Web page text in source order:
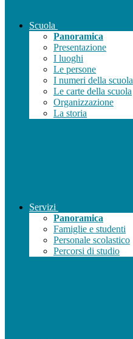
Scuola
Panoramica
Presentazione
I luoghi
Le persone
I numeri della scuola
Le carte della scuola
Organizzazione
La storia
Servizi
Panoramica
Famiglie e studenti
Personale scolastico
Percorsi di studio